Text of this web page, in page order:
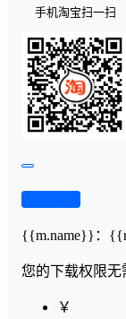
手机淘宝扫一扫
{{m.name}} ：
您的下载权限无
￥